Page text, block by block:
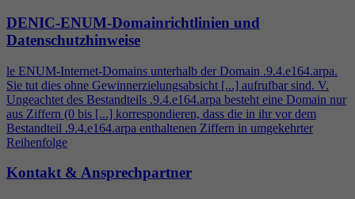
DENIC-ENUM-Domainrichtlinien und
Datenschutzhinweise
le ENUM-Internet-Domains unterhalb der Domain .9.4.e164.arpa.
Sie tut dies ohne Gewinnerzielungsabsicht [...] aufrufbar sind. V.
Ungeachtet des Bestandteils .9.4.e164.arpa besteht eine Domain nur
aus Ziffern (0 bis [...] korrespondieren, dass die in ihr vor dem
Bestandteil .9.4.e164.arpa enthaltenen Ziffern in umgekehrter
Reihenfolge
Kontakt & Ansprechpartner